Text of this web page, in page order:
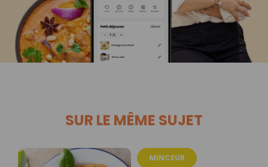
SUR LE MÊME SUJET
MINCEUR